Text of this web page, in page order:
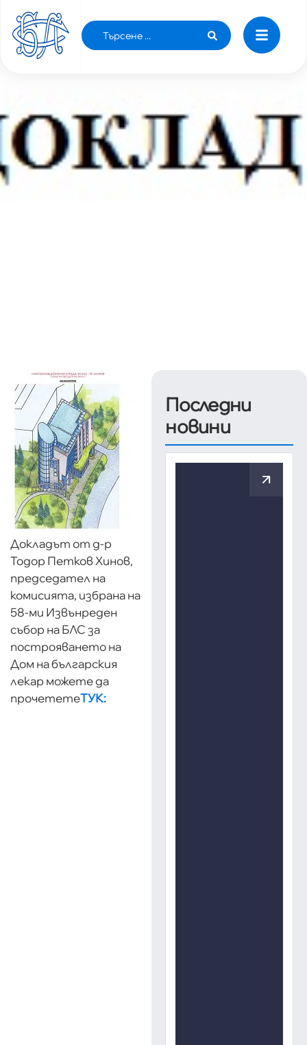
ДОКЛАД ЗА ПОСТРОЯВАНЕТО НА ДОМ НА
БЪЛГАРСКИЯ ЛЕКАР
Докладът от д-р
Тодор Петков Хинов,
председател на
комисията, избрана на
58-ми Извънреден
събор на БЛС за
построяването на
Дом на българския
лекар можете да
прочететеТУК:
Последни
новини